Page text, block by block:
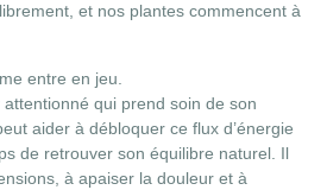
et nos plantes commencent à
entre en jeu.
qui prend soin de son
aider à débloquer ce flux d’énergie
de retrouver son équilibre naturel. Il
à apaiser la douleur et à